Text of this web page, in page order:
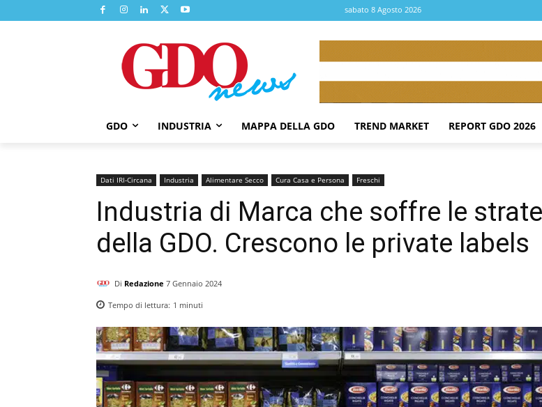
sabato 8 Agosto 2026
GDO INDUSTRIA MAPPA DELLA GDO TREND MARKET REPORT GDO 2026
Dati IRI-Circana Industria Alimentare Secco Cura Casa e Persona Freschi
Industria di Marca che soffre le
della GDO. Crescono le private labels
Di Redazione 7 Gennaio 2024
Tempo di lettura: 1 minuti